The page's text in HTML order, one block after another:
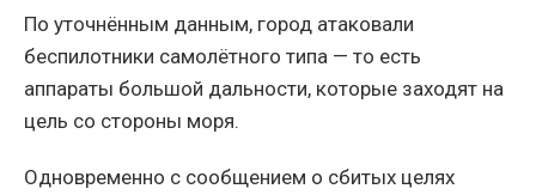
По уточнённым данным, город атаковали
беспилотники самолётного типа — то есть
аппараты большой дальности, которые заходят на
цель со стороны моря.
Одновременно с сообщением о сбитых целях